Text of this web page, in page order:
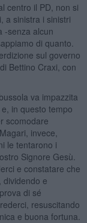
centro il PD, non si
a sinistra i sinistri
-senza alcun
di quanto.
sul governo
Bettino Craxi, con
va impazzita
in questo tempo
scomodare
invece,
le tentarono i
Signore Gesù.
e constatare che
dividendo e
di sé
resuscitando
e buona fortuna.